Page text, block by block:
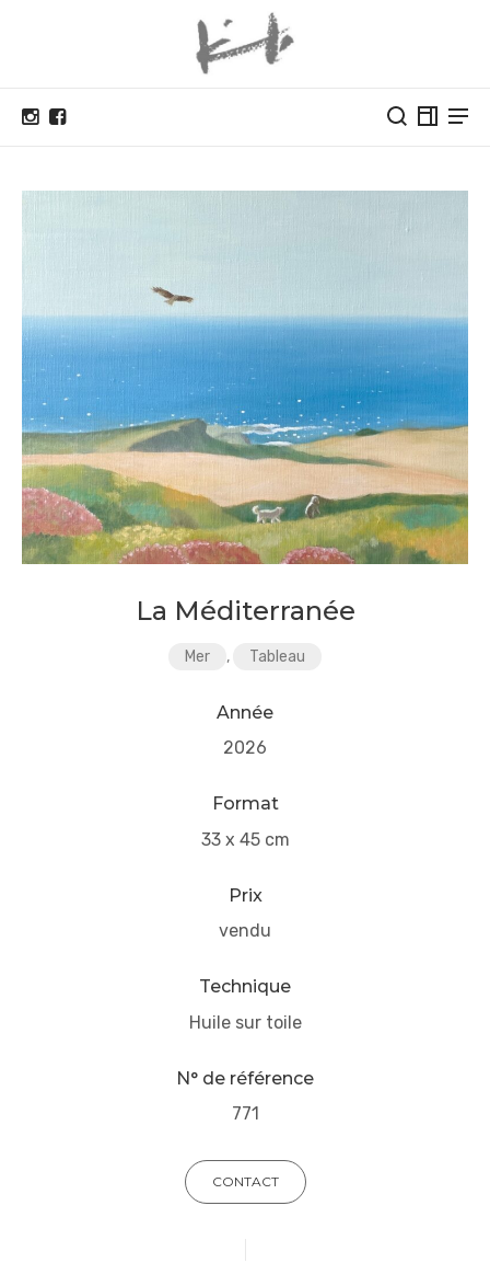
La Méditerranée
Mer , Tableau
Année
2026
Format
33 x 45 cm
Prix
vendu
Technique
Huile sur toile
N° de référence
771
CONTACT